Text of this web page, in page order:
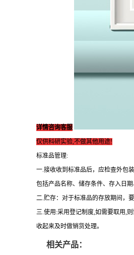
详情咨询客服
仅供科研实验,不做其他用途!
标准品管理:
一.接收收到标准品后，应检查外包
包括产品名称、储存条件、存入日
二.贮存：对于标准品的存放期间，
三.使用:采用登记制度,如需要取用,
收起来及时做销货处理。
相关产品：